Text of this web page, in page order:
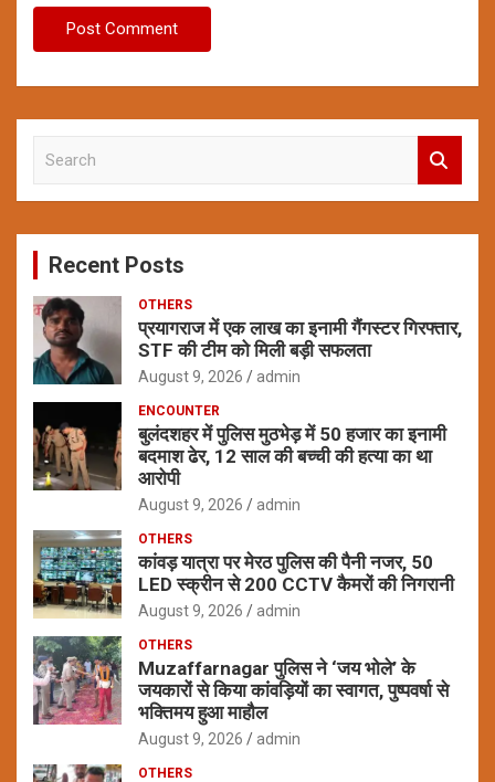
c
Recent Posts
OTHERS
प्रयागराज में एक लाख का इनामी गैंगस्टर गिरफ्तार,
STF की टीम को मिली बड़ी सफलता
August 9, 2026 admin
ENCOUNTER
बुलंदशहर में पुलिस मुठभेड़ में 50 हजार का इनामी
बदमाश ढेर, 12 साल की बच्ची की हत्या का था
आरोपी
August 9, 2026 admin
OTHERS
कांवड़ यात्रा पर मेरठ पुलिस की पैनी नजर, 50
LED स्क्रीन से 200 CCTV कैमरों की निगरानी
August 9, 2026 admin
OTHERS
Muzaffarnagar पुलिस ने ‘जय भोले’ के
जयकारों से किया कांवड़ियों का स्वागत, पुष्पवर्षा से
भक्तिमय हुआ माहौल
August 9, 2026 admin
OTHERS